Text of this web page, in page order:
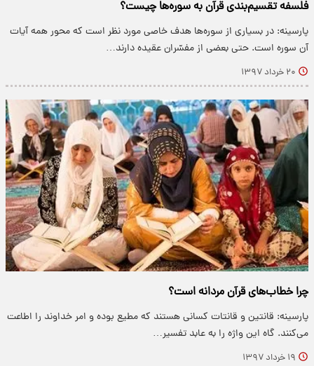
فلسفه تقسیم‌بندی قرآن به سوره‌ها چیست؟
پارسینه: در بسیارى از سوره‌ها هدف خاصى مورد نظر است که محور همه آیات
آن سوره است. حتى بعضى از مفسّران عقیده دارند…
۲۰ خرداد ۱۳۹۷
چرا خطاب‌های قرآن مردانه است؟
پارسینه: قانتین و قانتات کسانی هستند که مطیع بوده و امر خداوند را اطاعت
می‌کنند. گاه این واژه را به عابد تفسیر…
۱۹ خرداد ۱۳۹۷